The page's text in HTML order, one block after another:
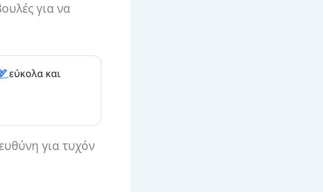
για να
εύκολα και
για τυχόν